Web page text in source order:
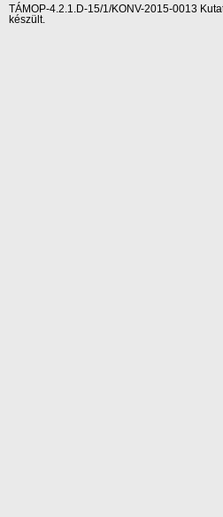
TÁMOP-4.2.1.D-15/1/KONV-2015-0013
készült.